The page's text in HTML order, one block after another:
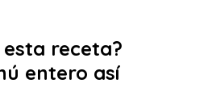
receta?
entero así